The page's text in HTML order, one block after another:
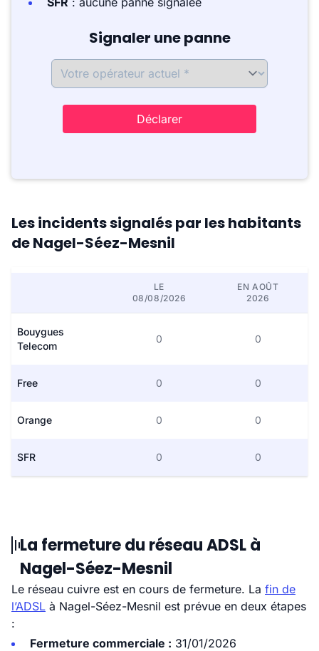
Signaler une panne
Déclarer
Les incidents signalés par les habitants
de Nagel-Séez-Mesnil
LE
08/08/2026
EN AOÛT
2026
Bouygues
Telecom
0 0
Free 0 0
Orange 0 0
SFR 0 0
La fermeture du réseau ADSL à
Nagel-Séez-Mesnil
Le réseau cuivre est en cours de fermeture. La fin de
l’ADSL à Nagel-Séez-Mesnil est prévue en deux étapes
:
Fermeture commerciale : 31/01/2026